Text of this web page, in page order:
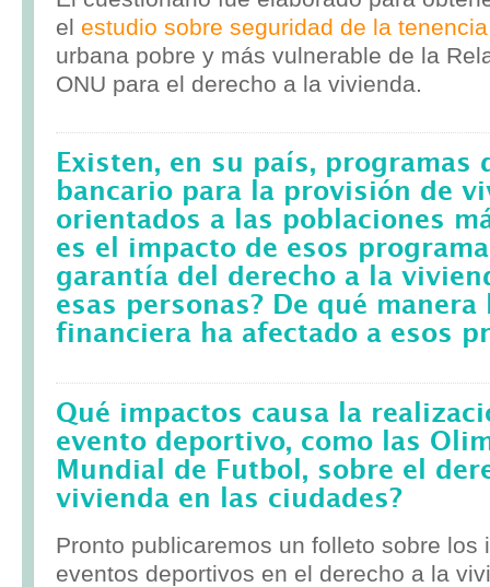
el estudio sobre seguridad de la tenencia
urbana pobre y más vulnerable de la
ONU para el derecho a la vivienda.
Existen, en su país, programas
bancario para la provisión de
orientados a las poblaciones
es el impacto de esos
garantía del derecho a la
esas personas? De qué
financiera ha afectado a esos
Qué impactos causa la
evento deportivo, como las
Mundial de Futbol, sobre el
vivienda en las ciudades?
Pronto publicaremos un folleto sobre los
eventos deportivos en el derecho a la